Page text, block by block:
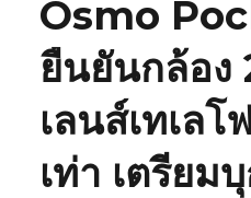
Osmo
ยืนยันกล้อง
เลนส์เทเล
เท่า เตรียม